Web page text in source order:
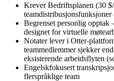
Krever Bedriftsplanen (30
Begrenset personlig
designet for virtuelle
Notater lever i Otter-
teammedlemmer sjekker
eksisterende arbeidsflyten
Engelskfokusert
flerspråklige team